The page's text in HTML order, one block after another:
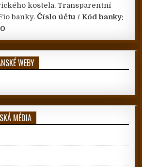
kostela. Transparentní
banky. Číslo účtu / Kód banky:
WEBY
MÉDIA